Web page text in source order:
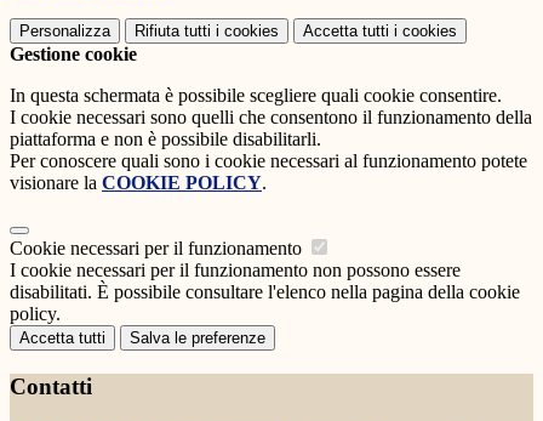
Personalizza Rifiuta tutti i cookies Accetta tutti i cookies
Gestione cookie
In questa schermata è possibile scegliere quali cookie consentire.
I cookie necessari sono quelli che consentono il funzionamento della
piattaforma e non è possibile disabilitarli.
Per conoscere quali sono i cookie necessari al funzionamento potete
visionare la COOKIE POLICY.
Cookie necessari per il funzionamento
I cookie necessari per il funzionamento non possono essere
disabilitati. È possibile consultare l'elenco nella pagina della cookie
policy.
Accetta tutti Salva le preferenze
Contatti